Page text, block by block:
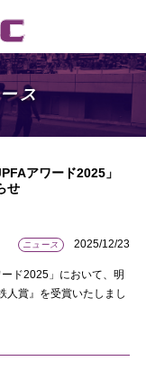
ス
アワード2025」
せ
ニュース 2025/12/23
ド2025」において、明
人賞』を受賞いたしまし